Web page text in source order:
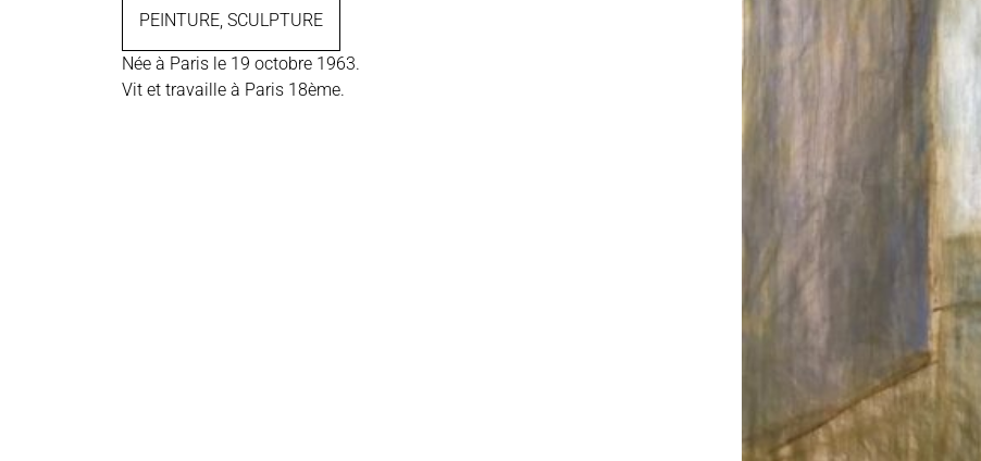
PEINTURE, SCULPTURE
Née à Paris le 19 octobre 1963.
Vit et travaille à Paris 18ème.